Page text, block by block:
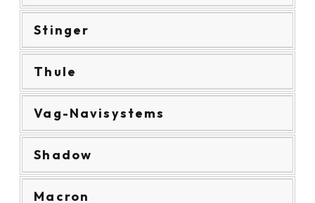
Stinger
Thule
Vag-Navisystems
Shadow
Macron